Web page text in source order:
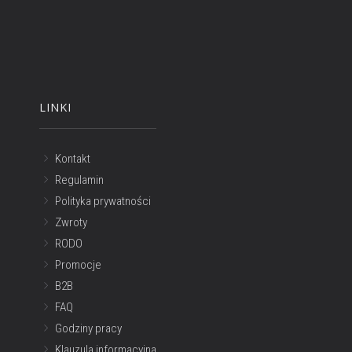
LINKI
Kontakt
Regulamin
Polityka prywatności
Zwroty
RODO
Promocje
B2B
FAQ
Godziny pracy